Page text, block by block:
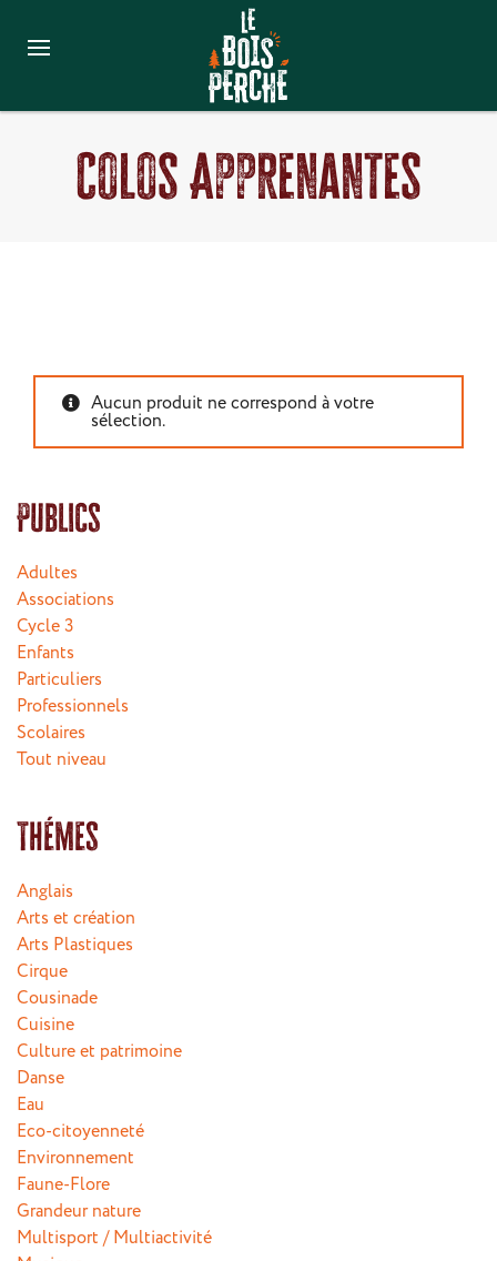
Colos Apprenantes
Aucun produit ne correspond à votre
sélection.
Publics
Adultes
Associations
Cycle 3
Enfants
Particuliers
Professionnels
Scolaires
Tout niveau
Thémes
Anglais
Arts et création
Arts Plastiques
Cirque
Cousinade
Cuisine
Culture et patrimoine
Danse
Eau
Eco-citoyenneté
Environnement
Faune-Flore
Grandeur nature
Multisport / Multiactivité